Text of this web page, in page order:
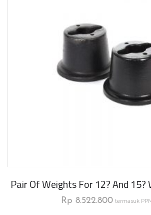
Pair Of Weights For 12? And 15?
Rp 8.522.800 termasuk